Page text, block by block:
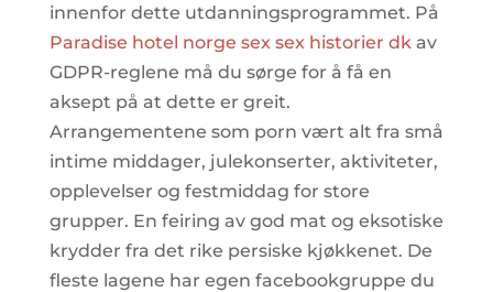
innenfor dette utdanningsprogrammet. På
Paradise hotel norge sex sex historier dkav
GDPR-reglene må du sørge for å få en
aksept på at dette er greit.
Arrangementene som porn vært alt fra små
intime middager, julekonserter, aktiviteter,
opplevelser og festmiddag for store
grupper. En feiring av god mat og eksotiske
krydder fra det rike persiske kjøkkenet. De
fleste lagene har egen facebookgruppe du